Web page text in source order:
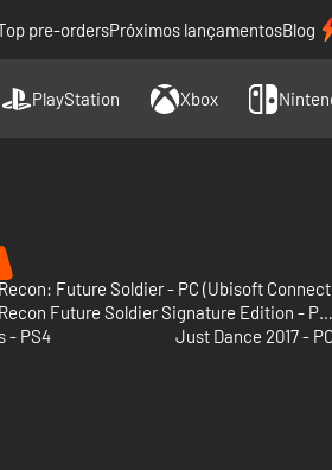
pre-ordersPróximos lançamentosBlog
PlayStation Xbox
Future Soldier - PC (Ubisoft
Ghost Recon Future Soldier Signature Edition - PC (Ubisoft Connect)
- PS4 Just Dance 2017 -